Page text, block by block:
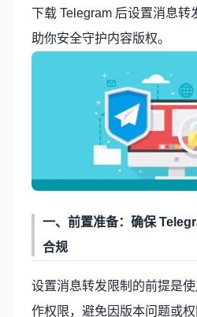
下载 Telegram 后设置消息转
助你安全守护内容版权。
一、前置准备：确保
合规
设置消息转发限制的前提是
作权限，避免因版本问题或权